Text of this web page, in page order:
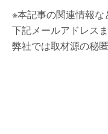
※本記事の関連情報
下記メールアドレス
弊社では取材源の秘